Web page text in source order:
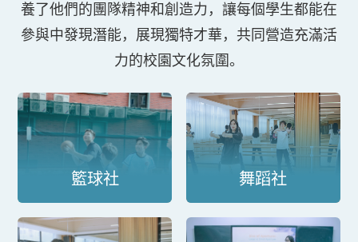
EN
養了他們的團隊精神和創造力，讓每個學生都能在
參與中發現潛能，展現獨特才華，共同營造充滿活
力的校園文化氛圍。
籃球社 舞蹈社